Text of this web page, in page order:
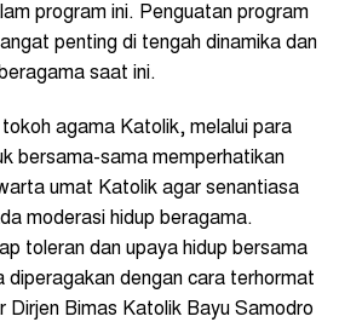
program ini. Penguatan program
penting di tengah dinamika dan
saat ini.
agama Katolik, melalui para
bersama-sama memperhatikan
umat Katolik agar senantiasa
moderasi hidup beragama.
toleran dan upaya hidup bersama
diperagakan dengan cara terhormat
Dirjen Bimas Katolik Bayu Samodro